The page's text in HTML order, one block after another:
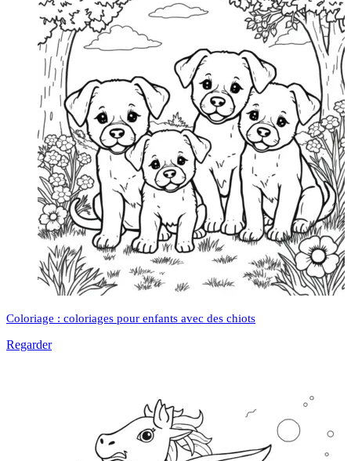
Coloriage : coloriages pour enfants avec des chiots
Regarder